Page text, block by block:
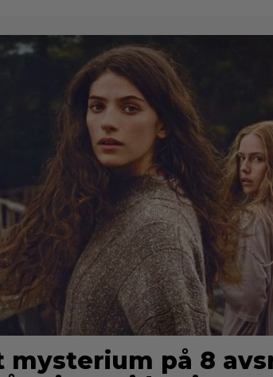
mysterium på 8